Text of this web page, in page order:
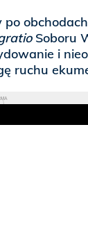
Soboru
i
ruchu